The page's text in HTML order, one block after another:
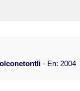
- En: 2004